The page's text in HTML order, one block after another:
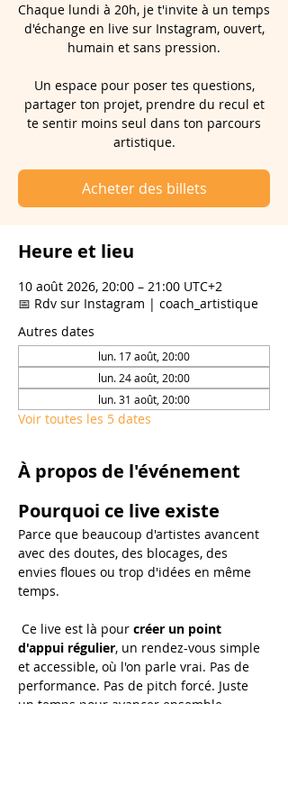
Chaque lundi à 20h, je t'invite à un temps
d'échange en live sur Instagram, ouvert,
humain et sans pression.
Un espace pour poser tes questions,
partager ton projet, prendre du recul et
te sentir moins seul dans ton parcours
artistique.
Acheter des billets
Heure et lieu
10 août 2026, 20:00 – 21:00 UTC+2
📅 Rdv sur Instagram | coach_artistique
Autres dates
lun. 17 août, 20:00
lun. 24 août, 20:00
lun. 31 août, 20:00
Voir toutes les 5 dates
À propos de l'événement
Pourquoi ce live existe
Parce que beaucoup d'artistes avancent
avec des doutes, des blocages, des
envies floues ou trop d'idées en même
temps.
Ce live est là pour créer un point
d'appui régulier, un rendez-vous simple
et accessible, où l'on parle vrai. Pas de
performance. Pas de pitch forcé. Juste
un temps pour avancer ensemble.